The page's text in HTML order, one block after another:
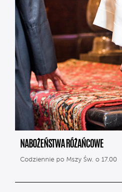
NABOŻEŃSTWA RÓŻAŃCOWE
Codziennie po Mszy Św. o 17.00